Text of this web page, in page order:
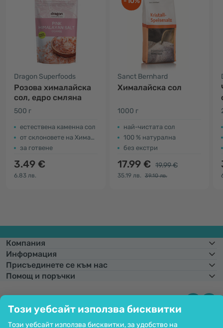
Този уебсайт използва бисквитки
Този уебсайт използва бисквитки, за удобство на
Dragon Superfoods
Розова хималайска
сол, едро смляна
500 г
естествена каменна сол
от склоновете на Хималаите
за готвене
3.49 €
6.83 лв.
Sanct Bernhard
Хималайска сол
1000 г
най-чистата сол
100 % натурална
без екстри
17.99 € 19.99 €
35.19 лв. 39.10 лв.
Компания
Информация
Присъединете се към нас
Помощ и поръчки
плащане с карта. Гарантирана защита на личните данни чрез SSL